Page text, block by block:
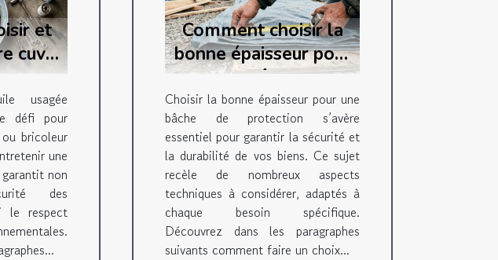
et
cuve
usagée
défi pour
bricoleur
une
non
des
le respect
Comment choisir la
bonne épaisseur pour
votre bâche de
protection ?
Choisir la bonne épaisseur pour une
bâche de protection s’avère
essentiel pour garantir la sécurité et
la durabilité de vos biens. Ce sujet
recèle de nombreux aspects
techniques à considérer, adaptés à
chaque besoin spécifique.
Découvrez dans les paragraphes
suivants comment faire un choix...